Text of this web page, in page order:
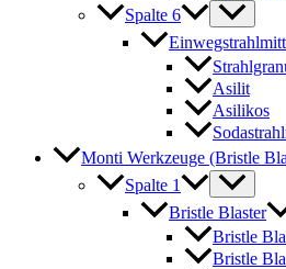
Spalte 6
Asilit
Asilikos
Monti Werkzeuge (Bristle
Spalte 1
Bristle Blaster
Bristle
Bristle